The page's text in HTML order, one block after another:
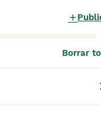
Borrar